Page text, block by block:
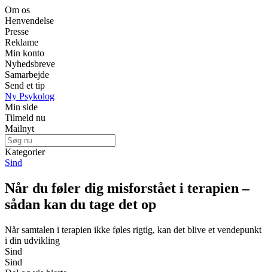
Om os
Henvendelse
Presse
Reklame
Min konto
Nyhedsbreve
Samarbejde
Send et tip
Ny Psykolog
Min side
Tilmeld nu
Mailnyt
Kategorier
Sind
Når du føler dig misforstået i terapien –
sådan kan du tage det op
Når samtalen i terapien ikke føles rigtig, kan det blive et vendepunkt
i din udvikling
Sind
Sind